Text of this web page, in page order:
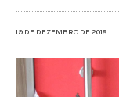
19 DE DEZEMBRO DE 2018